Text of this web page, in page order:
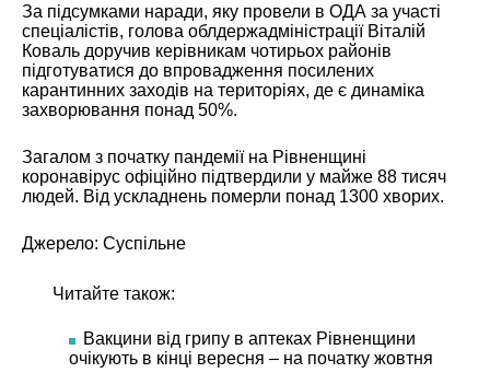
За підсумками наради, яку провели в ОДА за участі
спеціалістів, голова облдержадміністрації Віталій
Коваль доручив керівникам чотирьох районів
підготуватися до впровадження посилених
карантинних заходів на територіях, де є динаміка
захворювання понад 50%.
Загалом з початку пандемії на Рівненщині
коронавірус офіційно підтвердили у майже 88 тисяч
людей. Від ускладнень померли понад 1300 хворих.
Джерело: Суспільне
Читайте також:
Вакцини від грипу в аптеках Рівненщини
очікують в кінці вересня – на початку жовтня